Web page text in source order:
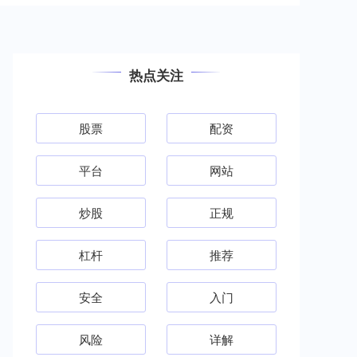
热点关注
股票 配资
平台 网站
炒股 正规
杠杆 推荐
安全 入门
风险 详解